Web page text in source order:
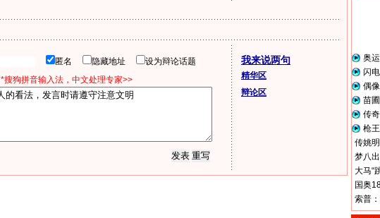
匿名 隐藏地址
设为辩论话题
*搜狗拼音输入法，中文处理专家>>
我来说两句
精华区
辩论区
奥
闪
偶
苗
传
枪
传姚
梦八
大马“
国奥
索普